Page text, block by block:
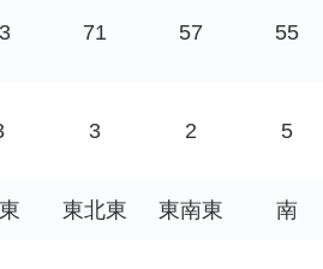
71 57 55
3 2 5
東北東 東南東 南